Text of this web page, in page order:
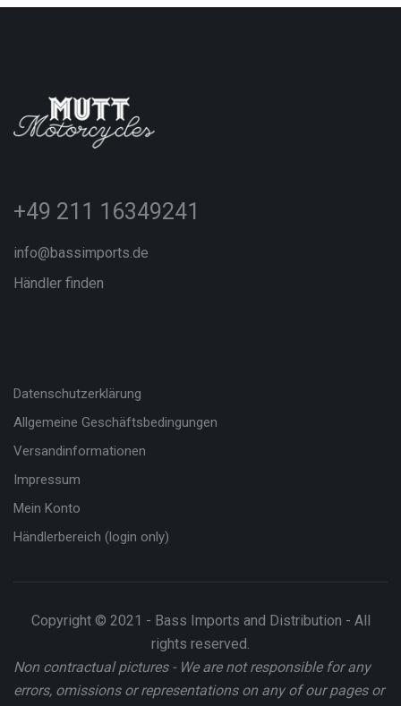
+49 211 16349241
info@bassimports.de
Händler finden
Datenschutzerklärung
Allgemeine Geschäftsbedingungen
Versandinformationen
Impressum
Mein Konto
Händlerbereich (login only)
Copyright © 2021 - Bass Imports and Distribution - All
rights reserved.
Non contractual pictures - We are not responsible for any
errors, omissions or representations on any of our pages or